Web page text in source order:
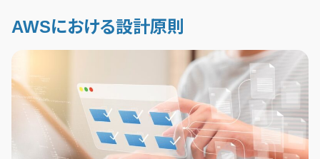
AWSにおける設計原則